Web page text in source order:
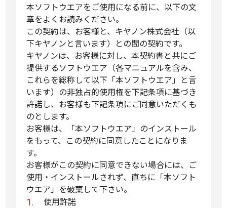
本ソフトウエアをご使用になる前に、以下の文
章をよくお読みください。
この契約は、お客様と、キヤノン株式会社（以
下キヤノンと言います）との間の契約です。
キヤノンは、お客様に対し、本契約書と共にご
提供するソフトウエア（各マニュアルを含み、
これらを総称して以下「本ソフトウエア」と言
います）の非独占的使用権を下記条項に基づき
許諾し、お客様も下記条項にご同意いただくも
のとします。
お客様は、「本ソフトウエア」のインストール
をもって、この契約に同意したことになりま
す。
お客様がこの契約に同意できない場合には、ご
使用・インストールされず、直ちに「本ソフト
ウエア」を破棄して下さい。
使用許諾